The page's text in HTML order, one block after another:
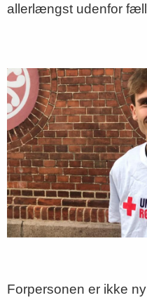
allerlængst udenfor
Forpersonen er ikke